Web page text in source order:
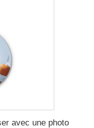
avec une photo